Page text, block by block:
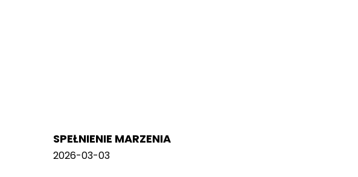
SPEŁNIENIE MARZENIA
2026-03-03